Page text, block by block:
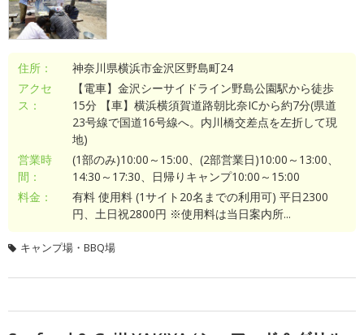
住所：
神奈川県横浜市金沢区野島町24
アクセ
ス：
【電車】金沢シーサイドライン野島公園駅から徒歩
15分 【車】横浜横須賀道路朝比奈ICから約7分(県道
23号線で国道16号線へ。内川橋交差点を左折して現
地)
営業時
間：
(1部のみ)10:00～15:00、(2部営業日)10:00～13:00、
14:30～17:30、日帰りキャンプ10:00～15:00
料金：
有料 使用料 (1サイト20名までの利用可) 平日2300
円、土日祝2800円 ※使用料は当日案内所...
キャンプ場・BBQ場